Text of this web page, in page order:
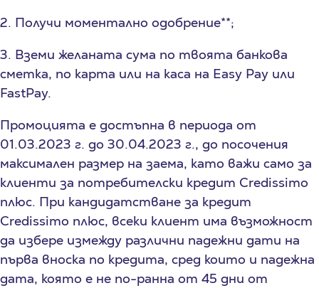
2. Получи моментално одобрение**;
3. Вземи желаната сума по твоята банкова
сметка, по карта или на каса на Easy Pay или
FastPay.
Промоцията е достъпна в периода от
01.03.2023 г. до 30.04.2023 г., до посочения
максимален размер на заема, като важи само за
клиенти за потребителски кредит Credissimo
плюс. При кандидатстване за кредит
Credissimo плюс, всеки клиент има възможност
да избере измежду различни падежни дати на
първа вноска по кредита, сред които и падежна
дата, която е не по-ранна от 45 дни от